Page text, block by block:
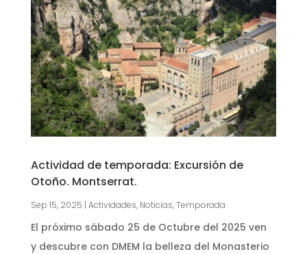
Actividad de temporada: Excursión de
Otoño. Montserrat.
Sep 15, 2025 | Actividades, Noticias,Temporada
El próximo sábado 25 de Octubre del 2025 ven
y descubre con DMEM la belleza del Monasterio